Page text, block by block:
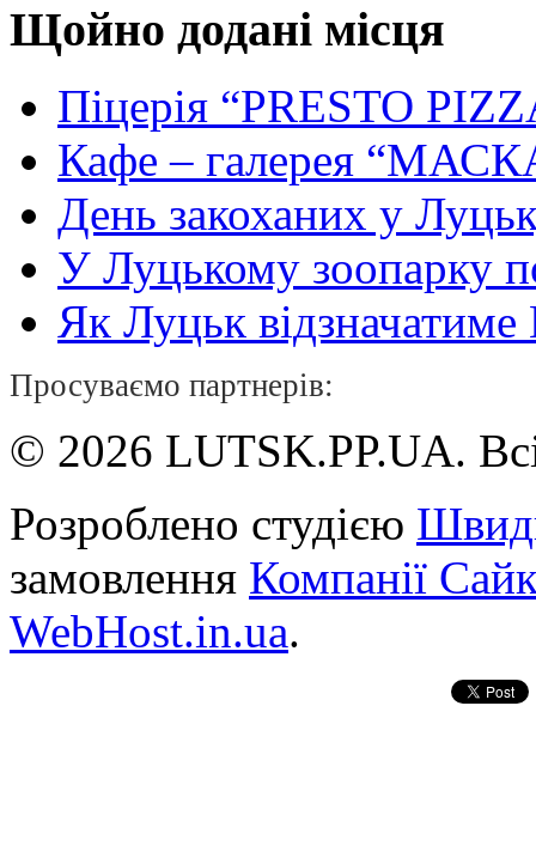
Щойно додані місця
Піцерія “PRESTO
Кафе – галерея
День закоханих у
У Луцькому зоопарку
Як Луцьк відзначатиме
Просуваємо партнерів:
© 2026 LUTSK.PP.UA.
Розроблено студією
замовлення Компанії
WebHost.in.ua.